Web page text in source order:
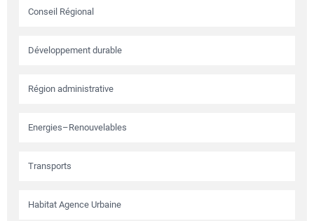
Conseil Régional
Développement durable
Région administrative
Energies–Renouvelables
Transports
Habitat Agence Urbaine